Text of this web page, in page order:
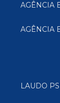
LAUDO